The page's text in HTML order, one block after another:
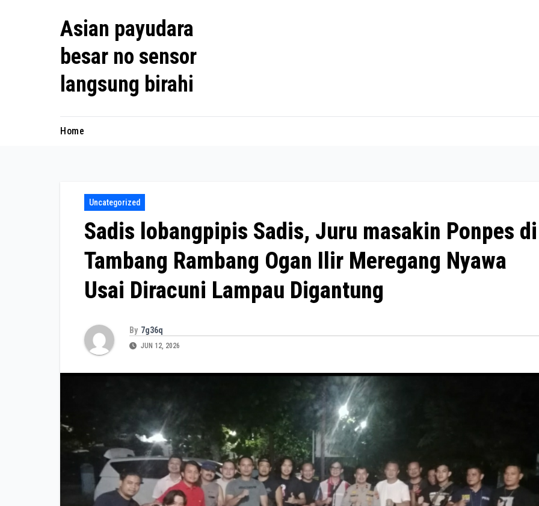
Asian payudara
besar no sensor
langsung birahi
Home
Uncategorized
Sadis lobangpipis Sadis, Juru masakin Ponpes di
Tambang Rambang Ogan Ilir Meregang Nyawa
Usai Diracuni Lampau Digantung
By 7g36q
JUN 12, 2026